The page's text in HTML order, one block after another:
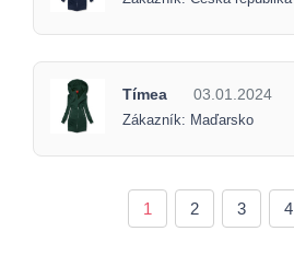
Tímea 03.01.2024
Zákazník: Maďarsko
1 2 3 4